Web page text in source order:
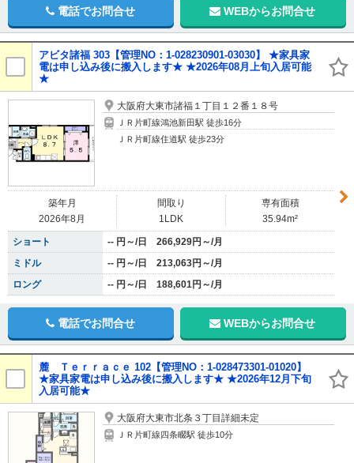
電話でお問合せ WEBからお問合せ
アビタ諸福 303【管理NO：1-028230901-03030】 ★家具家
電は申し込み後に搬入します★ ★2026年08月上旬入居可能
★
大阪府大東市諸福１丁目１２番１８号
ＪＲ片町線鴻池新田駅 徒歩16分
ＪＲ片町線住道駅 徒歩23分
築年月
2026年8月
間取り
1LDK
専有面積
35.94m²
ショート
-- 円～/日 266,929円～/月
ミドル
-- 円～/日 213,063円～/月
ロング
-- 円～/日 188,601円～/月
電話でお問合せ WEBからお問合せ
麓 Ｔｅｒｒａｃｅ 102【管理NO：1-028473301-01020】
★家具家電は申し込み後に搬入します★ ★2026年12月下旬
入居可能★
大阪府大東市北条３丁目詳細未定
ＪＲ片町線四条畷駅 徒歩10分